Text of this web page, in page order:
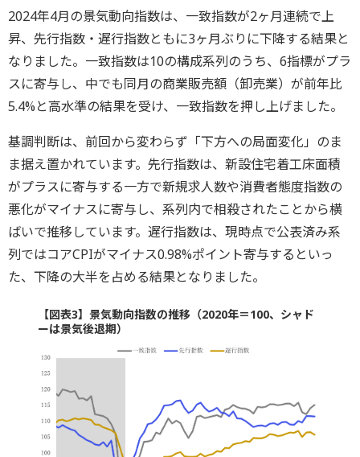
2024年4月の景気動向指数は、一致指数が2ヶ月連続で上
昇、先行指数・遅行指数ともに3ヶ月ぶりに下降する結果と
なりました。一致指数は10の構成系列のうち、6指標がプラ
スに寄与し、中でも同月の商業販売額（卸売業）が前年比
5.4%と高水準の結果を受け、一致指数を押し上げました。
基調判断は、前回から変わらず「下方への局面変化」のま
ま据え置かれています。先行指数は、新設住宅着工床面積
がプラスに寄与する一方で新規求人数や消費者態度指数の
悪化がマイナスに寄与し、系列内で相殺されたことから横
ばいで推移しています。遅行指数は、現時点で公表済み系
列ではコアCPIがマイナス0.98%ポイント寄与するといっ
た、下降の大半を占める結果となりました。
【図表3】景気動向指数の推移（2020年＝100、シャド
ーは景気後退期）